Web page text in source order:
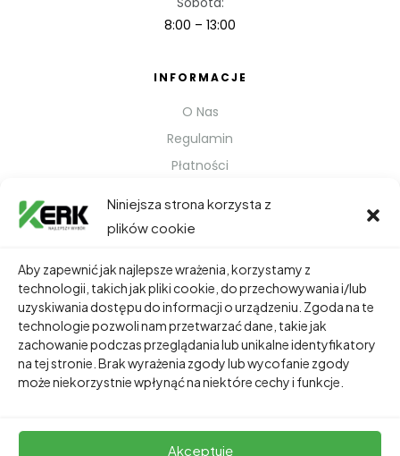
Niniejsza strona korzysta z
plików cookie
Aby zapewnić jak najlepsze wrażenia, korzystamy z
technologii, takich jak pliki cookie, do przechowywania i/lub
uzyskiwania dostępu do informacji o urządzeniu. Zgoda na te
technologie pozwoli nam przetwarzać dane, takie jak
zachowanie podczas przeglądania lub unikalne identyfikatory
na tej stronie. Brak wyrażenia zgody lub wycofanie zgody
może niekorzystnie wpłynąć na niektóre cechy i funkcje.
Akceptuję
8:00 – 13:00
INFORMACJE
O Nas
Regulamin
Płatności
TWOJE KONTO
Dane Osobowe
Zamówienia
Adresy